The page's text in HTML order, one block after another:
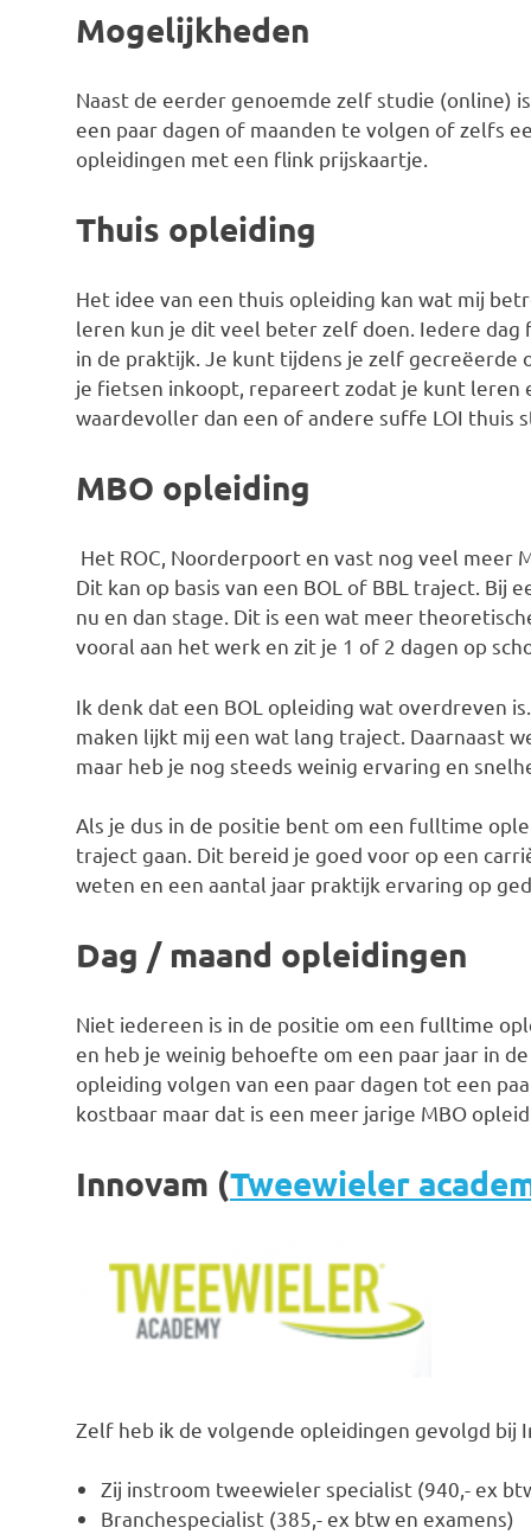
Mogelijkheden
Naast de eerder genoemde zelf studie (online)
een paar dagen of maanden te volgen of zelfs
opleidingen met een flink prijskaartje.
Thuis opleiding
Het idee van een thuis opleiding kan wat mij
leren kun je dit veel beter zelf doen. Iedere
in de praktijk. Je kunt tijdens je zelf
je fietsen inkoopt, repareert zodat je kunt leren
waardevoller dan een of andere suffe LOI thuis
MBO opleiding
Het ROC, Noorderpoort en vast nog veel meer
Dit kan op basis van een BOL of BBL traject. Bij
nu en dan stage. Dit is een wat meer
vooral aan het werk en zit je 1 of 2 dagen op
Ik denk dat een BOL opleiding wat overdreven
maken lijkt mij een wat lang traject. Daarnaast
maar heb je nog steeds weinig ervaring en
Als je dus in de positie bent om een fulltime
traject gaan. Dit bereid je goed voor op een
weten en een aantal jaar praktijk ervaring op
Dag / maand opleidingen
Niet iedereen is in de positie om een fulltime
en heb je weinig behoefte om een paar jaar in
opleiding volgen van een paar dagen tot een
kostbaar maar dat is een meer jarige MBO
Innovam (Tweewieler
Zelf heb ik de volgende opleidingen gevolgd bij
Zij instroom tweewieler specialist (940,- ex
Branchespecialist (385,- ex btw en examens)